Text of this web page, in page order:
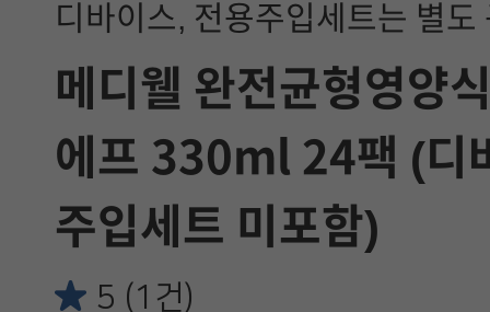
디바이스, 전용주입세트는 별도
메디웰 완전균형영양
에프 330ml 24팩 (디
주입세트 미포함)
5 (1건)